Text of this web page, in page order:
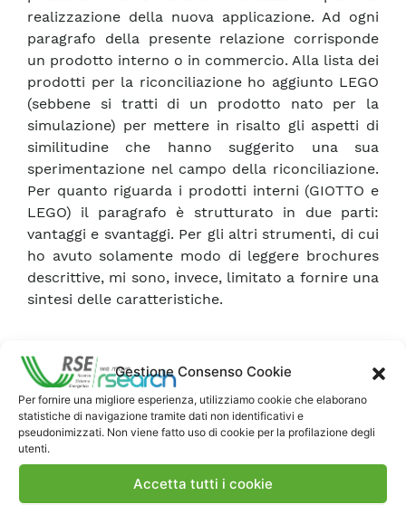
Gestione Consenso Cookie
Per fornire una migliore esperienza, utilizziamo cookie che elaborano
statistiche di navigazione tramite dati non identificativi e
pseudonimizzati. Non viene fatto uso di cookie per la profilazione degli
utenti.
Accetta tutti i cookie
realizzazione della nuova applicazione. Ad ogni
paragrafo della presente relazione corrisponde
un prodotto interno o in commercio. Alla lista dei
prodotti per la riconciliazione ho aggiunto LEGO
(sebbene si tratti di un prodotto nato per la
simulazione) per mettere in risalto gli aspetti di
similitudine che hanno suggerito una sua
sperimentazione nel campo della riconciliazione.
Per quanto riguarda i prodotti interni (GIOTTO e
LEGO) il paragrafo è strutturato in due parti:
vantaggi e svantaggi. Per gli altri strumenti, di cui
ho avuto solamente modo di leggere brochures
descrittive, mi sono, invece, limitato a fornire una
sintesi delle caratteristiche.
Commenti